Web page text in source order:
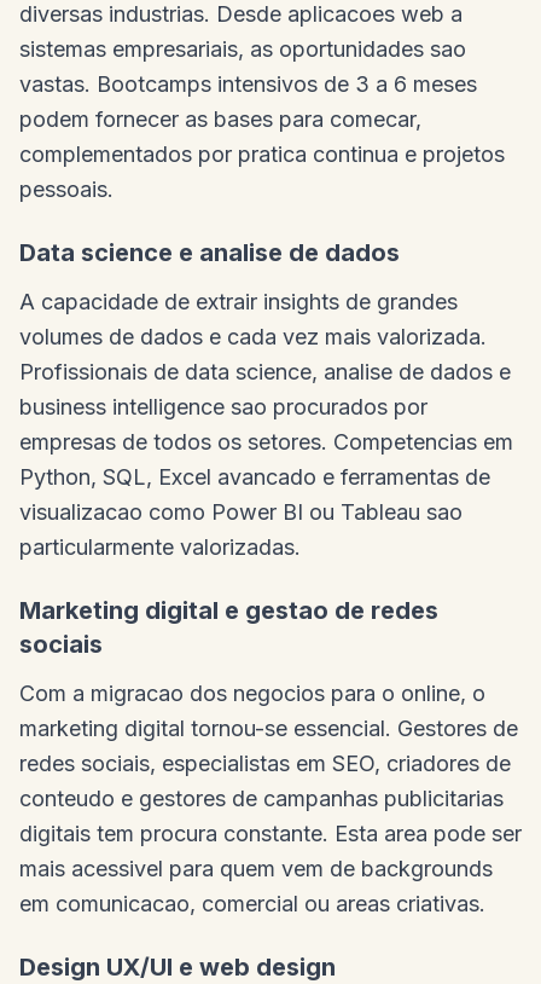
diversas industrias. Desde aplicacoes web a
sistemas empresariais, as oportunidades sao
vastas. Bootcamps intensivos de 3 a 6 meses
podem fornecer as bases para comecar,
complementados por pratica continua e projetos
pessoais.
Data science e analise de dados
A capacidade de extrair insights de grandes
volumes de dados e cada vez mais valorizada.
Profissionais de data science, analise de dados e
business intelligence sao procurados por
empresas de todos os setores. Competencias em
Python, SQL, Excel avancado e ferramentas de
visualizacao como Power BI ou Tableau sao
particularmente valorizadas.
Marketing digital e gestao de redes
sociais
Com a migracao dos negocios para o online, o
marketing digital tornou-se essencial. Gestores de
redes sociais, especialistas em SEO, criadores de
conteudo e gestores de campanhas publicitarias
digitais tem procura constante. Esta area pode ser
mais acessivel para quem vem de backgrounds
em comunicacao, comercial ou areas criativas.
Design UX/UI e web design